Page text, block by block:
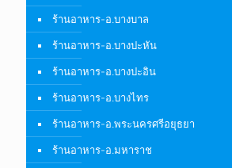
ร้านอาหาร-อ.บางบาล
ร้านอาหาร-อ.บางปะหัน
ร้านอาหาร-อ.บางปะอิน
ร้านอาหาร-อ.บางไทร
ร้านอาหาร-อ.พระนครศรีอยุธยา
ร้านอาหาร-อ.มหาราช